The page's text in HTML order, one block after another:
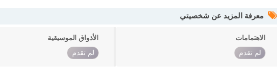
معرفة المزيد عن شخصيتي
الاهتمامات
لم تقدم
الأذواق الموسيقية
لم تقدم